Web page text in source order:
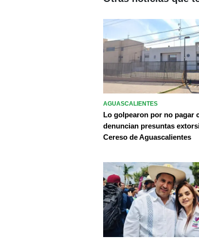
AGUASCALIENTES
Lo golpearon por no pagar
denuncian presuntas
Cereso de Aguascalientes